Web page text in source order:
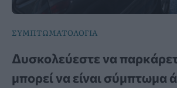
ΣΥΜΠΤΩΜΑΤΟΛΟΓΙΑ
Δυσκολεύεστε να
μπορεί να είναι σύμπτωμα